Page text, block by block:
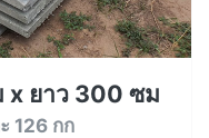
x ยาว 300 ซม
126 กก